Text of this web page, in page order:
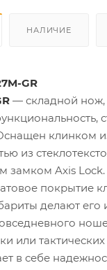
НАЛИЧИЕ
GR
— складной нож,
клинком
из
замком Axis
покрытие
делают его
или
в себе